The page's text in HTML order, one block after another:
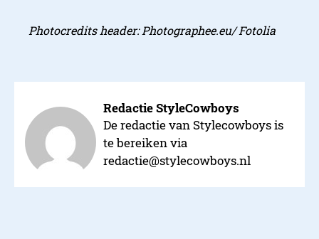
Photocredits header: Photographee.eu/ Fotolia
Redactie StyleCowboys
De redactie van Stylecowboys is
te bereiken via
redactie@stylecowboys.nl